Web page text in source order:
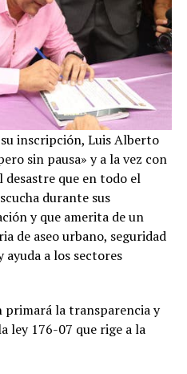
inscripción, Luis Alberto
sin pausa» y a la vez con
que en todo el
durante sus
y que amerita de un
de aseo urbano, seguridad
ayuda a los sectores
primará la transparencia y
ley 176-07 que rige a la